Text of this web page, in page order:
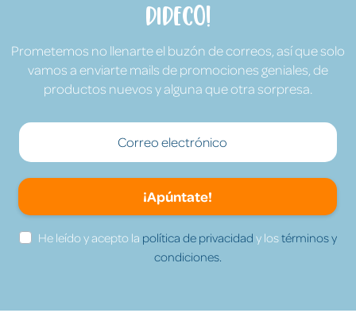
Dideco!
Prometemos no llenarte el buzón de correos, así que solo
vamos a enviarte mails de promociones geniales, de
productos nuevos y alguna que otra sorpresa.
¡Apúntate!
He leído y acepto la política de privacidad y lostérminos y
condiciones.